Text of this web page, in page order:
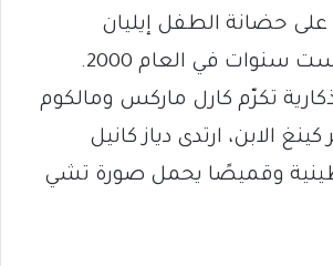
على حضانة الطفل إيليان
غونزاليس ذي الست سنوات في العام 2000.
تكرّم كارل ماركس ومالكوم
الابن، ارتدى دياز كانيل
وقميصًا يحمل صورة تشي